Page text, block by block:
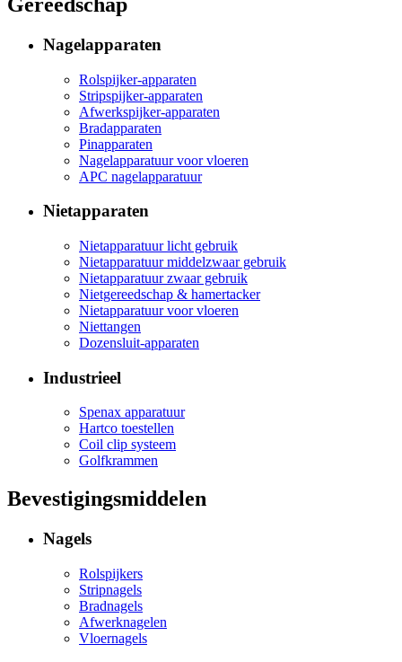
Nagelapparaten
Rolspijker-apparaten
Stripspijker-apparaten
Afwerkspijker-apparaten
Bradapparaten
Pinapparaten
Nagelapparatuur voor vloeren
APC nagelapparatuur
Nietapparaten
Nietapparatuur licht gebruik
Nietapparatuur middelzwaar gebruik
Nietapparatuur zwaar gebruik
Nietgereedschap & hamertacker
Nietapparatuur voor vloeren
Niettangen
Dozensluit-apparaten
Industrieel
Spenax apparatuur
Hartco toestellen
Coil clip systeem
Golfkrammen
Bevestigingsmiddelen
Nagels
Rolspijkers
Stripnagels
Bradnagels
Afwerknagelen
Vloernagels